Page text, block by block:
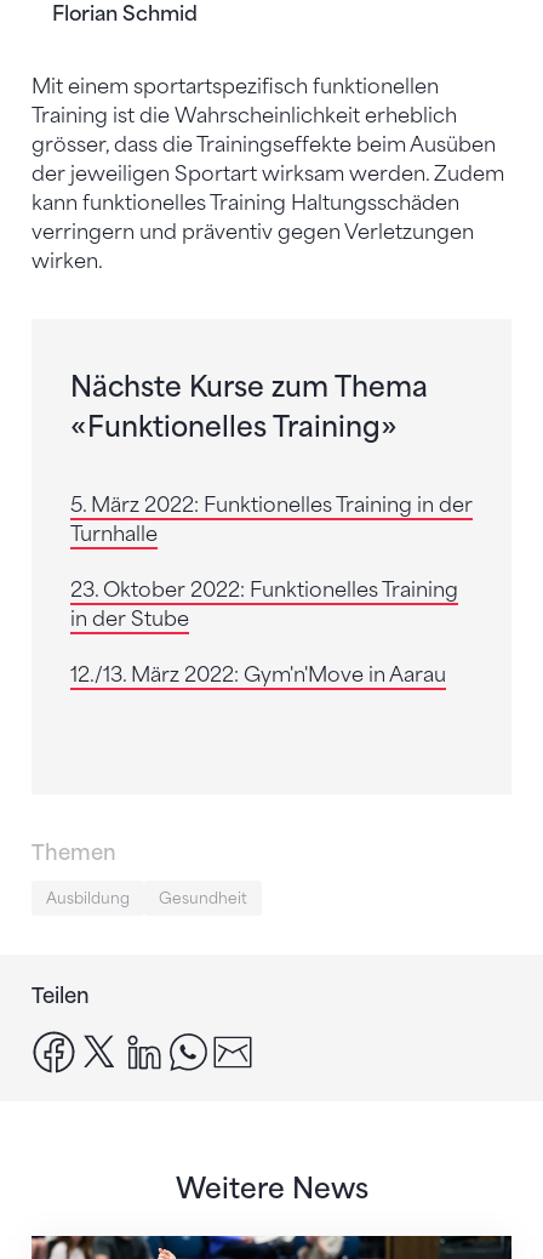
Florian Schmid
Mit einem sportartspezifisch funktionellen
Training ist die Wahrscheinlichkeit erheblich
grösser, dass die Trainingseffekte beim Ausüben
der jeweiligen Sportart wirksam werden. Zudem
kann funktionelles Training Haltungsschäden
verringern und präventiv gegen Verletzungen
wirken.
Nächste Kurse zum Thema
«Funktionelles Training»
5. März 2022: Funktionelles Training in der
Turnhalle
23. Oktober 2022: Funktionelles Training
in der Stube
12./13. März 2022: Gym'n'Move in Aarau
Themen
Ausbildung Gesundheit
Teilen
facebook
x linkedinwhatsapp
Weitere News
Nächster Halt: Weltmeisterschaft